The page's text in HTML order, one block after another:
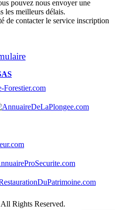
pouvez nous envoyer une
les meilleurs délais.
de contacter le service inscription
Rights Reserved.